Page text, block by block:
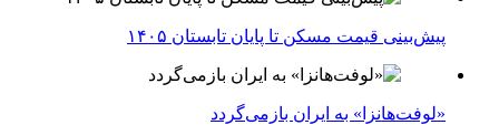
پیش‌بینی قیمت مسکن تا پایان تابستان ۱۴۰۵
«لوفت‌هانزا» به ایران بازمی‌گردد